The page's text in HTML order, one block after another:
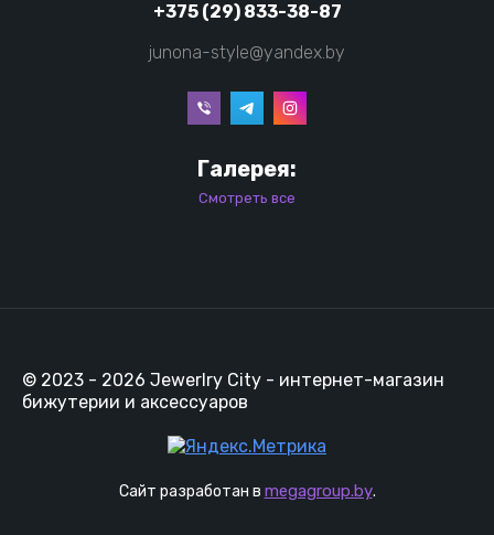
+375 (29) 833-38-87
junona-style@yandex.by
Галерея:
Смотреть все
© 2023 - 2026 Jewerlry City - интернет-магазин
бижутерии и аксессуаров
Сайт разработан в megagroup.by.